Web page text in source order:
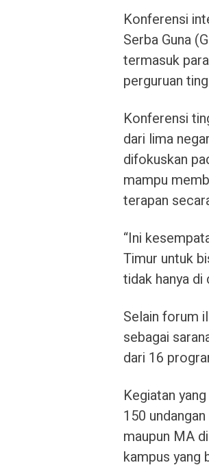
Konferensi
Serba Guna
termasuk
perguruan
Konferensi
dari lima
difokuskan
mampu
terapan
“Ini
Timur untuk
tidak hanya di
Selain forum
sebagai
dari 16
Kegiatan
150
maupun MA
kampus yang